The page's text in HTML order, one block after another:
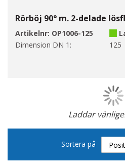
Rörböj 90° m. 2-delade
Artikelnr: OP1006-125
Dimension DN 1:
125
Laddar
Sortera på